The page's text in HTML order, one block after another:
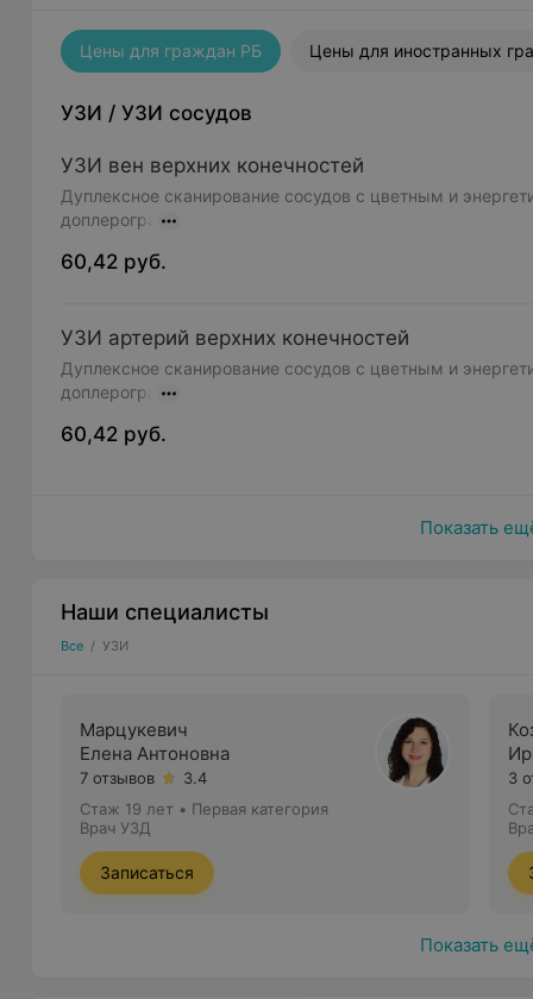
Цены для граждан РБ Цены для иностранных
УЗИ /УЗИ сосудов
УЗИ вен верхних конечностей
Дуплексное сканирование сосудов с цветным и
доплерогра
60,42 руб.
УЗИ артерий верхних конечностей
Дуплексное сканирование сосудов с цветным и
доплерогра
60,42 руб.
Показать
Наши специалисты
Все / УЗИ
Марцукевич
Елена Антоновна
7 отзывов
3.4
Стаж 19 лет • Первая категория
Врач УЗД
Записаться
3
Показать